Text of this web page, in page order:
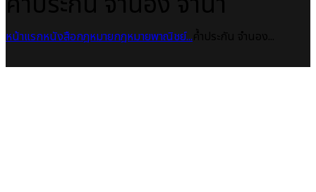
หน้าแรกหนังสือกฎหมายกฎหมายพาณิชย์...